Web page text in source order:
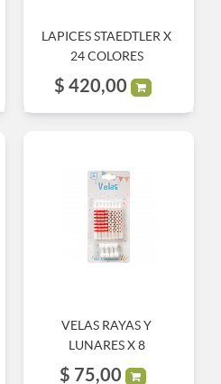
LAPICES STAEDTLER X
24 COLORES
$ 420,00
VELAS RAYAS Y
LUNARES X 8
$ 75,00